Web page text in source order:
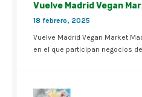
Vuelve Madrid Vegan
18 febrero, 2025
Vuelve Madrid Vegan Market
en el que participan negocios